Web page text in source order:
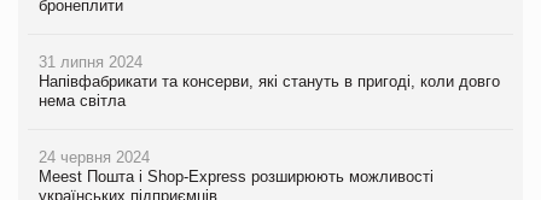
бронеплити
31 липня 2024
Напівфабрикати та консерви, які стануть в пригоді, коли довго
нема світла
24 червня 2024
Meest Пошта і Shop-Express розширюють можливості
українських підприємців